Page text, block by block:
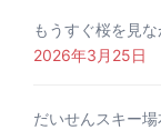
もうすぐ桜を見
2026年3月25日
だいせんスキー